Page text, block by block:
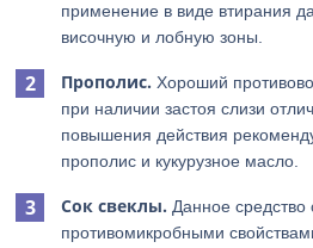
применение в виде втирания
височную и лобную зоны.
Прополис. Хороший
при наличии застоя слизи
повышения действия
прополис и кукурузное масло.
Сок свеклы. Данное
противомикробными